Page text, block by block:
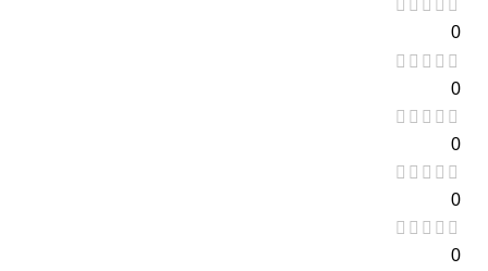
0
0
0
0
0